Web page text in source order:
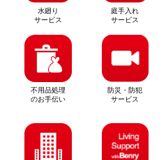
水廻り
サービス
庭手入れ
サービス
不用品処理
のお手伝い
防災・防犯
サービス